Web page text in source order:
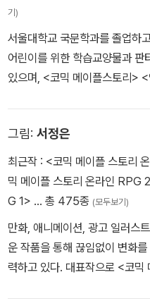
기)
서울대학교 국문학과를 졸업하
어린이를 위한 학습교양물과
있으며, <코믹 메이플스토리>
그림: 서정은
최근작 : <코믹 메이플 스토리
믹 메이플 스토리 온라인 RPG
G 1> … 총 475종 (모두보기)
만화, 애니메이션, 광고 일러스
운 작품을 통해 끊임없이 변화
력하고 있다. 대표작으로 <코